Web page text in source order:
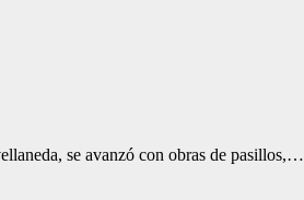
se avanzó con obras de pasillos,…